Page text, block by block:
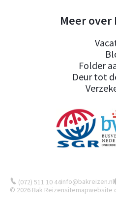
Meer over
Folder
Deur tot
(072) 511 10 44info@bakreizen.nl
© 2026 Bak Reizensitemapwebsite